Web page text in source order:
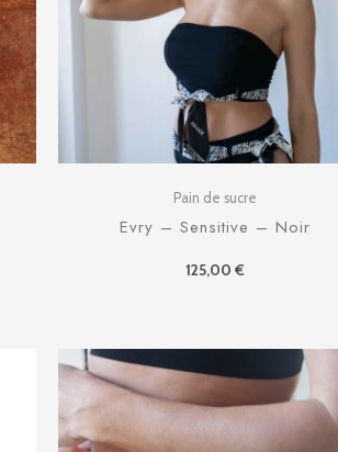
Pain de sucre
Evry – Sensitive – Noir
125,00 €